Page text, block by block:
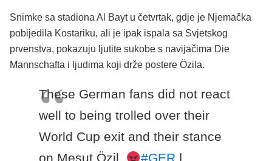
Snimke sa stadiona Al Bayt u četvrtak, gdje je Njemačka
pobijedila Kostariku, ali je ipak ispala sa Svjetskog
prvenstva, pokazuju ljutite sukobe s navijačima Die
Mannschafta i ljudima koji drže postere Özila.
These German fans did not react
well to being trolled over their
World Cup exit and their stance
on Mesut Özil.
#GER |